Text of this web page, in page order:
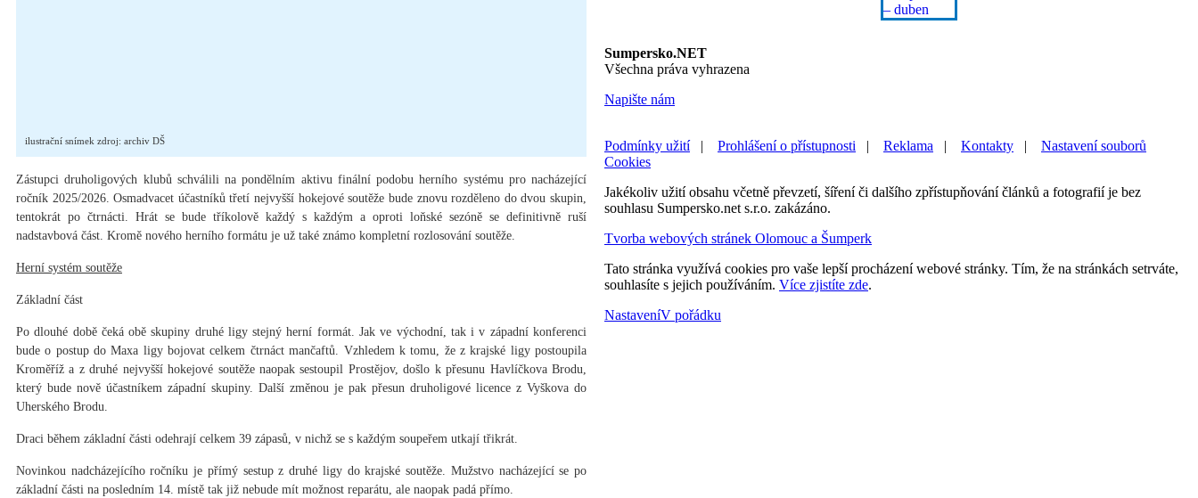
ilustrační snímek zdroj: archiv DŠ
Zástupci druholigových klubů schválili na pondělním aktivu finální podobu herního systému pro nacházející
ročník 2025/2026. Osmadvacet účastníků třetí nejvyšší hokejové soutěže bude znovu rozděleno do dvou skupin,
tentokrát po čtrnácti. Hrát se bude tříkolově každý s každým a oproti loňské sezóně se definitivně ruší
nadstavbová část. Kromě nového herního formátu je už také známo kompletní rozlosování soutěže.
Herní systém soutěže
Základní část
Po dlouhé době čeká obě skupiny druhé ligy stejný herní formát. Jak ve východní, tak i v západní konferenci
bude o postup do Maxa ligy bojovat celkem čtrnáct mančaftů. Vzhledem k tomu, že z krajské ligy postoupila
Kroměříž a z druhé nejvyšší hokejové soutěže naopak sestoupil Prostějov, došlo k přesunu Havlíčkova Brodu,
který bude nově účastníkem západní skupiny. Další změnou je pak přesun druholigové licence z Vyškova do
Uherského Brodu.
Draci během základní části odehrají celkem 39 zápasů, v nichž se s každým soupeřem utkají třikrát.
Novinkou nadcházejícího ročníku je přímý sestup z druhé ligy do krajské soutěže. Mužstvo nacházející se po
základní části na posledním 14. místě tak již nebude mít možnost reparátu, ale naopak padá přímo.
Sumpersko.NET
Všechna práva vyhrazena
Napište nám
Podmínky užití Prohlášení o přístupnosti Reklama Kontakty
Nastavení souborů
Cookies
Jakékoliv užití obsahu včetně převzetí, šíření či dalšího zpřístupňování článků a fotografií je bez
souhlasu Sumpersko.net s.r.o. zakázáno.
Tvorba webových stránek Olomouc a Šumperk
Tato stránka využívá cookies pro vaše lepší procházení webové stránky. Tím, že na stránkách setrváte,
souhlasíte s jejich používáním. Více zjistíte zde.
NastaveníV pořádku